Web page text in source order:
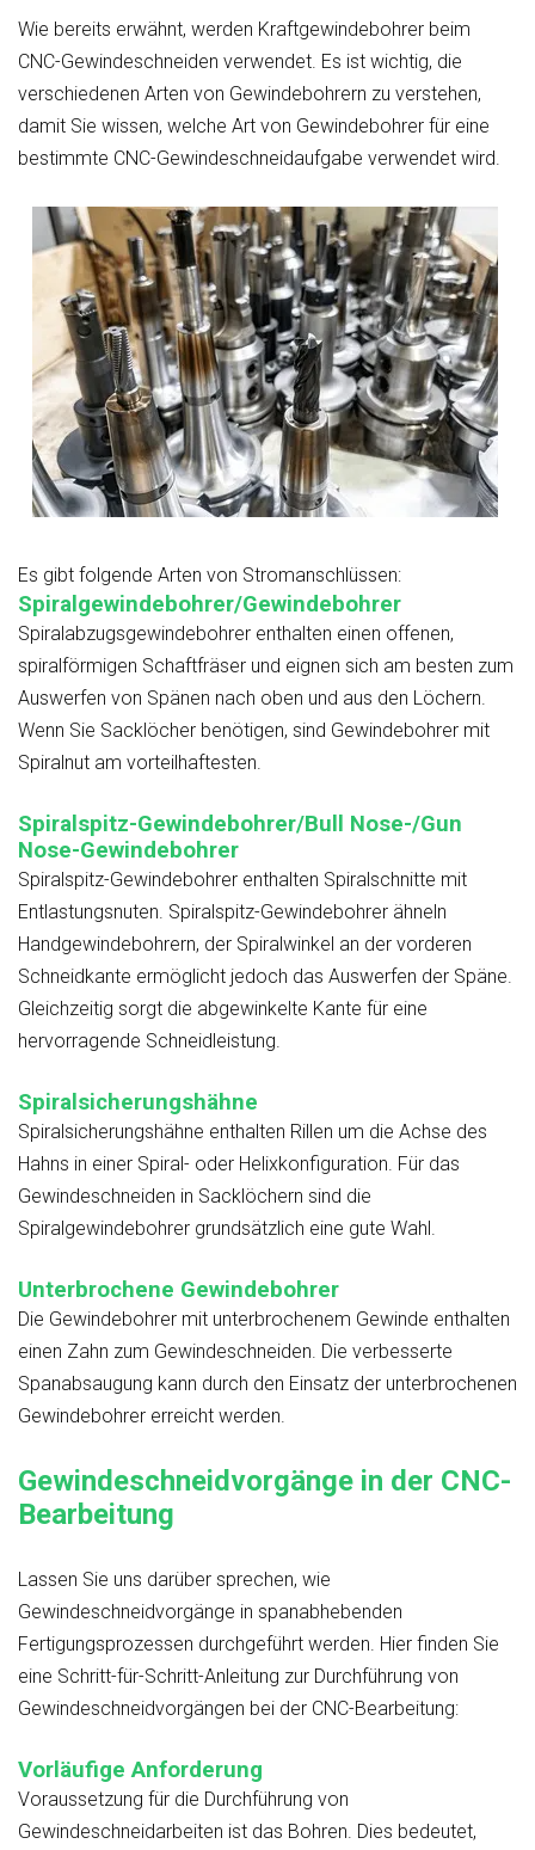
Wie bereits erwähnt, werden Kraftgewindebohrer beim
CNC-Gewindeschneiden verwendet. Es ist wichtig, die
verschiedenen Arten von Gewindebohrern zu verstehen,
damit Sie wissen, welche Art von Gewindebohrer für eine
bestimmte CNC-Gewindeschneidaufgabe verwendet wird.
Es gibt folgende Arten von Stromanschlüssen:
Spiralgewindebohrer/Gewindebohrer
Spiralabzugsgewindebohrer enthalten einen offenen,
spiralförmigen Schaftfräser und eignen sich am besten zum
Auswerfen von Spänen nach oben und aus den Löchern.
Wenn Sie Sacklöcher benötigen, sind Gewindebohrer mit
Spiralnut am vorteilhaftesten.
Spiralspitz-Gewindebohrer/Bull Nose-/Gun
Nose-Gewindebohrer
Spiralspitz-Gewindebohrer enthalten Spiralschnitte mit
Entlastungsnuten. Spiralspitz-Gewindebohrer ähneln
Handgewindebohrern, der Spiralwinkel an der vorderen
Schneidkante ermöglicht jedoch das Auswerfen der Späne.
Gleichzeitig sorgt die abgewinkelte Kante für eine
hervorragende Schneidleistung.
Spiralsicherungshähne
Spiralsicherungshähne enthalten Rillen um die Achse des
Hahns in einer Spiral- oder Helixkonfiguration. Für das
Gewindeschneiden in Sacklöchern sind die
Spiralgewindebohrer grundsätzlich eine gute Wahl.
Unterbrochene Gewindebohrer
Die Gewindebohrer mit unterbrochenem Gewinde enthalten
einen Zahn zum Gewindeschneiden. Die verbesserte
Spanabsaugung kann durch den Einsatz der unterbrochenen
Gewindebohrer erreicht werden.
Gewindeschneidvorgänge in der CNC-
Bearbeitung
Lassen Sie uns darüber sprechen, wie
Gewindeschneidvorgänge in spanabhebenden
Fertigungsprozessen durchgeführt werden. Hier finden Sie
eine Schritt-für-Schritt-Anleitung zur Durchführung von
Gewindeschneidvorgängen bei der CNC-Bearbeitung:
Vorläufige Anforderung
Voraussetzung für die Durchführung von
Gewindeschneidarbeiten ist das Bohren. Dies bedeutet,